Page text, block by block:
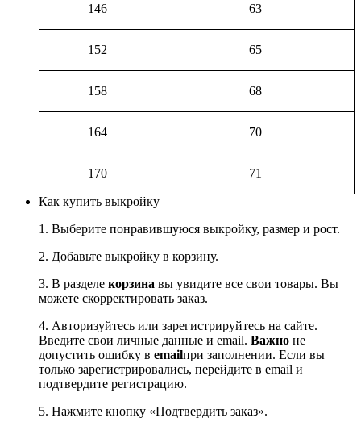
146 63
152 65
158 68
164 70
170 71
Как купить выкройку
1. Выберите понравившуюся выкройку, размер и рост.
2. Добавьте выкройку в корзину.
3. В разделе корзина вы увидите все свои товары. Вы
можете скорректировать заказ.
4. Авторизуйтесь или зарегистрируйтесь на сайте.
Введите свои личные данные и email. Важно не
допустить ошибку в emailпри заполнении. Если вы
только зарегистрировались, перейдите в email и
подтвердите регистрацию.
5. Нажмите кнопку «Подтвердить заказ».